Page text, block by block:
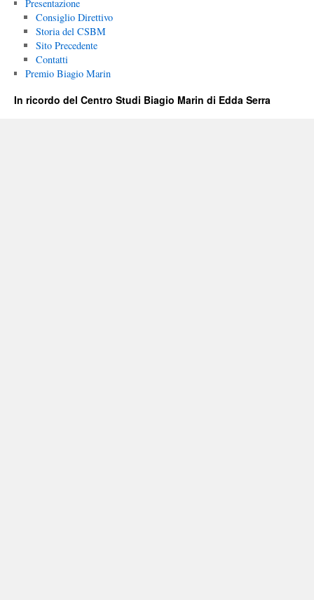
Presentazione
Consiglio Direttivo
Storia del CSBM
Sito Precedente
Contatti
Premio Biagio Marin
In ricordo del Centro Studi Biagio Marin di Edda Serra